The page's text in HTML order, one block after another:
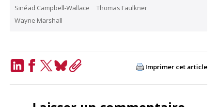
Sinéad Campbell-Wallace
Thomas Faulkner
Wayne Marshall
Imprimer cet article